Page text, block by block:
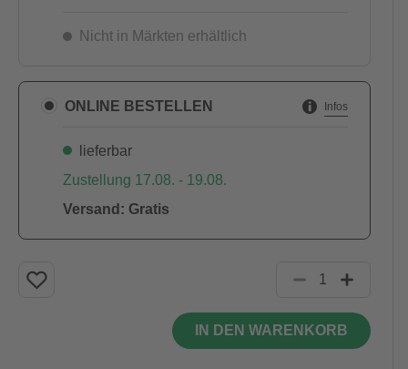
Nicht in Märkten erhältlich
ONLINE BESTELLEN Infos
lieferbar
Zustellung 17.08. - 19.08.
Versand: Gratis
IN DEN WARENKORB